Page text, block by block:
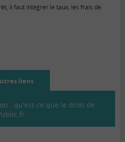
il faut intégrer le taux, les frais de
liens
: qu'est-ce que le droit de